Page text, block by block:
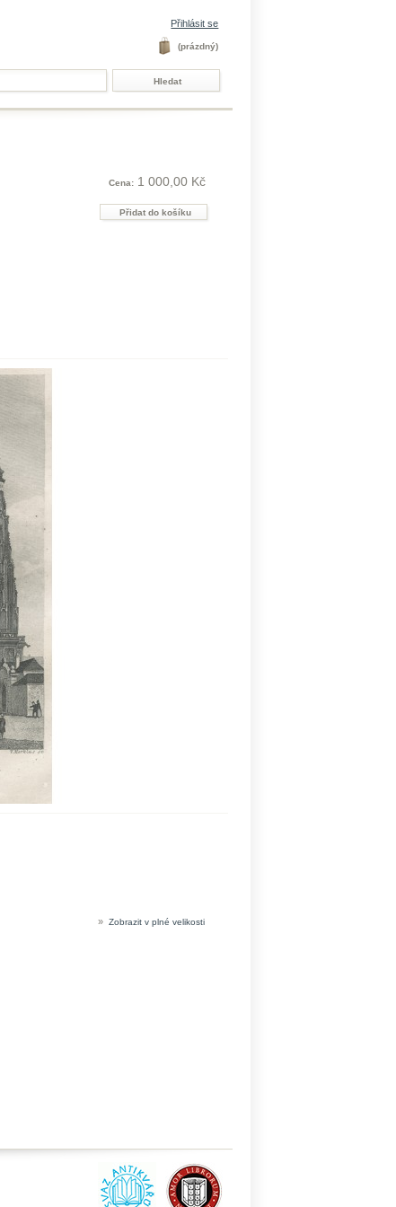
Přihlásit se
(prázdný)
Cena: 1 000,00 Kč
» Zobrazit v plné velikosti